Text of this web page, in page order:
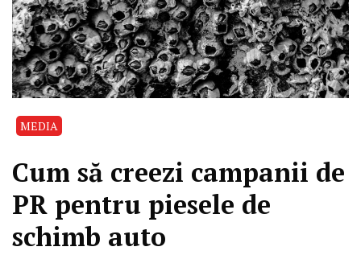
MEDIA
Cum să creezi campanii de
PR pentru piesele de
schimb auto